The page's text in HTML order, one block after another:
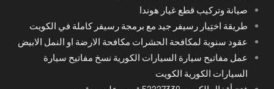
صيانة وتركيب قطع غيار هوندا
طريقة اختِيار رسيفر جيد مع برمجة رسيفر كاملة في الكويت
عقود سنوية لمكافحة الحشرات مكافحة الارضة او النمل الابيض
عمل مفاتيح سيارة السيارات الكورية نسخ مفاتيح سيارة
السيارات الكورية الكويت